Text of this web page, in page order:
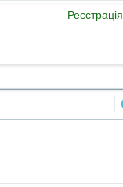
Реєстрація